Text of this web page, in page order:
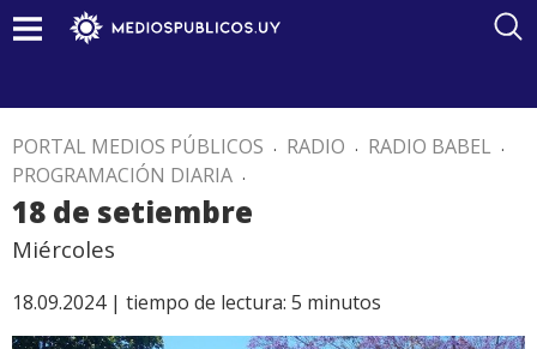
PORTAL MEDIOS PÚBLICOS . RADIO . RADIO BABEL .
PROGRAMACIÓN DIARIA .
18 de setiembre
Miércoles
18.09.2024 | tiempo de lectura: 5 minutos